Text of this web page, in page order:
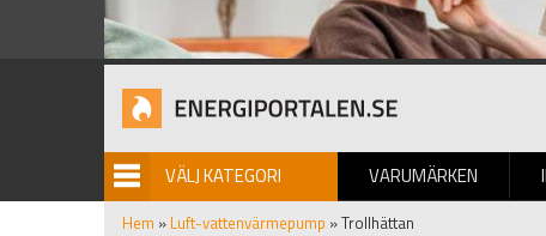
VÄLJ KATEGORI VARUMÄRKEN
BILDGALLERI
Hem » Luft-vattenvärmepump » Trollhättan